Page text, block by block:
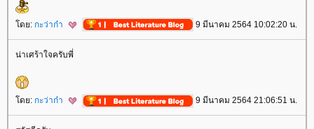
ดย: กะว่าก๋า 9 มีนาคม 2564 10:02:20 น.
น่าเศร้าใจครับพี่
ดย: กะว่าก๋า 9 มีนาคม 2564 21:06:51 น.